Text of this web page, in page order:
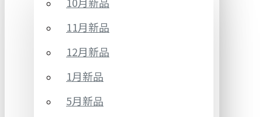
11月新品
12月新品
1月新品
5月新品